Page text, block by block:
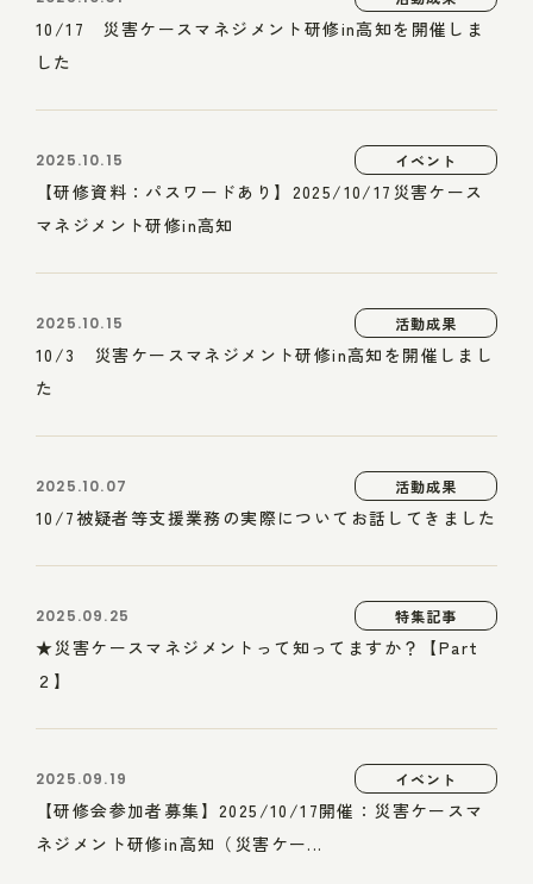
10/17 災害ケースマネジメント研修in高知を開催しま
した
2025.10.15 イベント
【研修資料：パスワードあり】2025/10/17災害ケース
マネジメント研修in高知
2025.10.15 活動成果
10/3 災害ケースマネジメント研修in高知を開催しまし
た
2025.10.07 活動成果
10/7被疑者等支援業務の実際についてお話してきました
2025.09.25 特集記事
★災害ケースマネジメントって知ってますか？【Part
２】
2025.09.19 イベント
【研修会参加者募集】2025/10/17開催：災害ケースマ
ネジメント研修in高知（災害ケー...